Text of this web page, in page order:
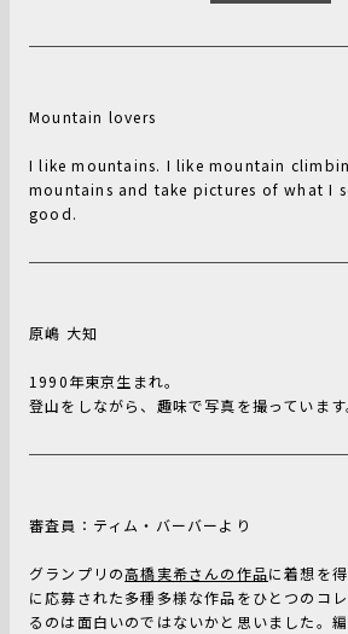
Mountain lovers
I like mountains. I like mountain
mountains and take pictures of what I
good.
原嶋 大知
1990年東京生まれ。
登山をしながら、趣味で写真を撮っています
審査員：ティム・バーバーより
グランプリの高橋実希さんの作品に着想を
に応募された多種多様な作品をひとつのコ
るのは面白いのではないかと思いました。